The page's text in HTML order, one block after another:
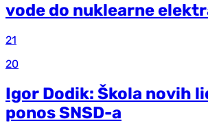
vode do nuklearne
21
20
Igor Dodik: Škola novih
ponos SNSD-a